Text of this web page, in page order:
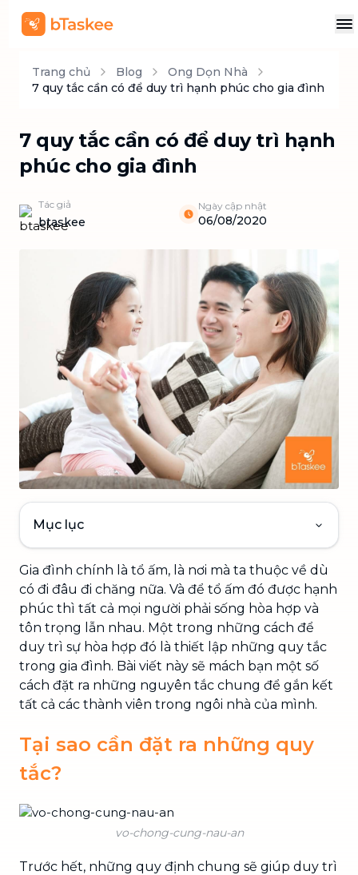
Trang chủ Blog
Ong Dọn Nhà
7 quy tắc cần có để duy trì hạnh phúc cho gia đình
7 quy tắc cần có để duy trì hạnh
phúc cho gia đình
Tác giả
btaskee
Ngày cập nhật
06/08/2020
Mục lục
Gia đình chính là tổ ấm, là nơi mà ta thuộc về dù
có đi đâu đi chăng nữa. Và để tổ ấm đó được hạnh
phúc thì tất cả mọi người phải sống hòa hợp và
tôn trọng lẫn nhau. Một trong những cách để
duy trì sự hòa hợp đó là thiết lập những quy tắc
trong gia đình. Bài viết này sẽ mách bạn một số
cách đặt ra những nguyên tắc chung để gắn kết
tất cả các thành viên trong ngôi nhà của mình.
Tại sao cần đặt ra những quy
tắc?
vo-chong-cung-nau-an
Trước hết, những quy định chung sẽ giúp duy trì